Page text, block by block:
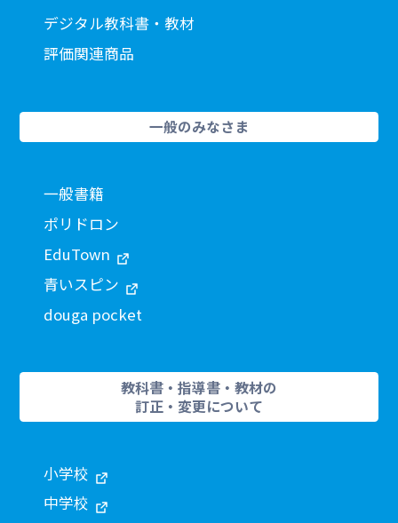
デジタル教科書・教材
評価関連商品
一般のみなさま
一般書籍
ポリドロン
EduTown
青いスピン
douga pocket
教科書・指導書・教材の
訂正・変更について
小学校
中学校